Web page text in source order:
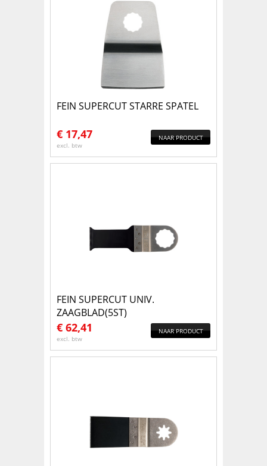
FEIN SUPERCUT STARRE SPATEL
€ 17,47
excl. btw
NAAR PRODUCT
FEIN SUPERCUT UNIV.
ZAAGBLAD(5ST)
€ 62,41
excl. btw
NAAR PRODUCT